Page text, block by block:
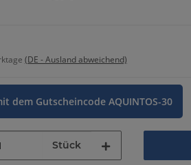
(DE - Ausland abweichend)
dem Gutscheincode AQUINTOS-30
Stück